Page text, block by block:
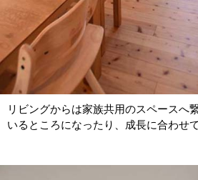
リビングからは家族共用のスペースへ
いるところになったり、成長に合わせ